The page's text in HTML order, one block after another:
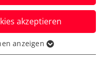
den Kampf um
fürs WTA-
akzeptieren
grundlegende
anzeigen